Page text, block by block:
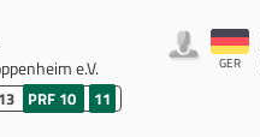
e.V.
PRF 10 11
GER